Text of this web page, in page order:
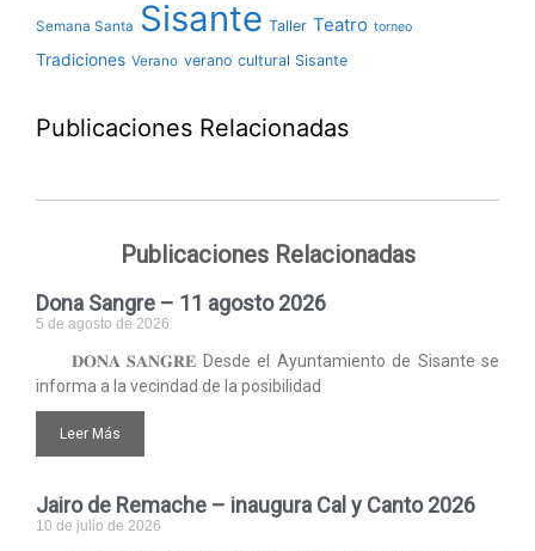
Semana Santa Sisante Taller Teatro torneo
Tradiciones Verano verano cultural Sisante
Publicaciones Relacionadas
Publicaciones Relacionadas
Dona Sangre – 11 agosto 2026
5 de agosto de 2026
𝐃𝐎𝐍𝐀 𝐒𝐀𝐍𝐆𝐑𝐄 Desde el Ayuntamiento de Sisante se
informa a la vecindad de la posibilidad
Leer Más
Jairo de Remache – inaugura Cal y Canto 2026
10 de julio de 2026